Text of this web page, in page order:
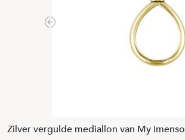
Previous
Zilver vergulde mediallon van My Imenso